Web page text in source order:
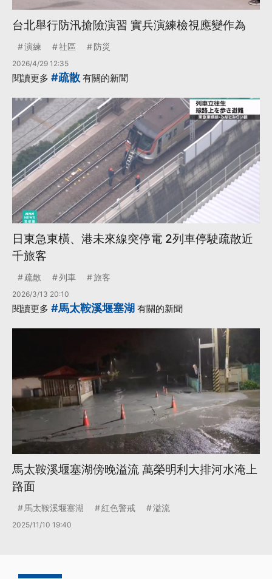
台北舉行防汛搶險演習 實兵演練檢視應變作為
演練 社區 防災
2026/4/29 12:35
閱讀更多 #疏散 有關的新聞
日東急東橫、港未來線突停電 2列車停駛疏散近
千旅客
疏散 列車 旅客
2026/3/13 20:10
閱讀更多 #馬太鞍溪堰塞湖 有關的新聞
馬太鞍溪堰塞湖傍晚溢流 萬榮明利大排河水淹上
路面
馬太鞍溪堰塞湖 紅色警戒 溢流
2025/11/10 19:40